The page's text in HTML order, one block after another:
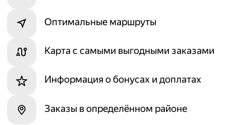
Оптимальные маршруты
Карта с самыми выгодными заказами
Информация о бонусах и доплатах
Заказы в определённом районе